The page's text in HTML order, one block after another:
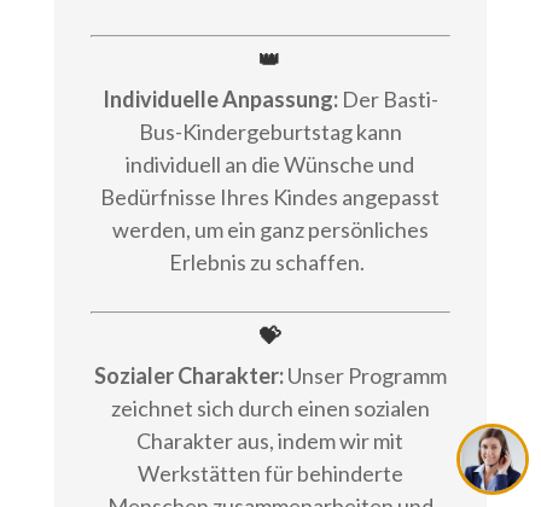
👑
Individuelle Anpassung:Der Basti-
Bus-Kindergeburtstag kann
individuell an die Wünsche und
Bedürfnisse Ihres Kindes angepasst
werden, um ein ganz persönliches
Erlebnis zu schaffen.
💝
Sozialer Charakter:Unser Programm
zeichnet sich durch einen sozialen
Charakter aus, indem wir mit
Werkstätten für behinderte